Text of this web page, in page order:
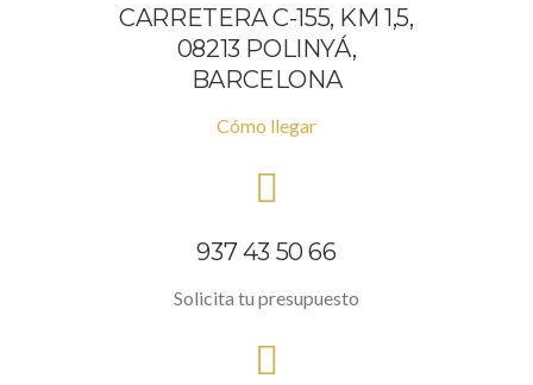
CARRETERA C-155, KM 1,5,
08213 POLINYÁ,
BARCELONA
Cómo llegar
937 43 50 66
Solicita tu presupuesto